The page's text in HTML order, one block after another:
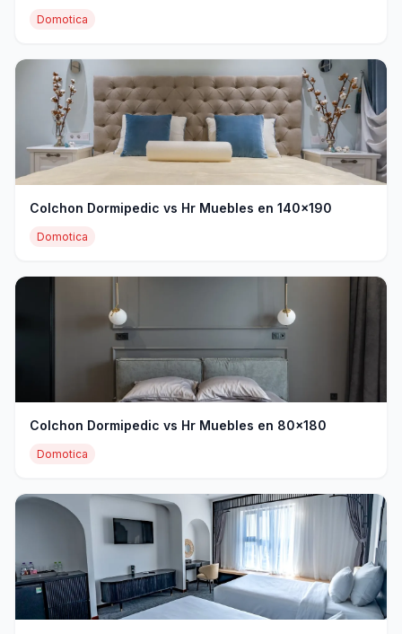
Domotica
Colchon Dormipedic vs Hr Muebles en 140x190
Domotica
Colchon Dormipedic vs Hr Muebles en 80x180
Domotica